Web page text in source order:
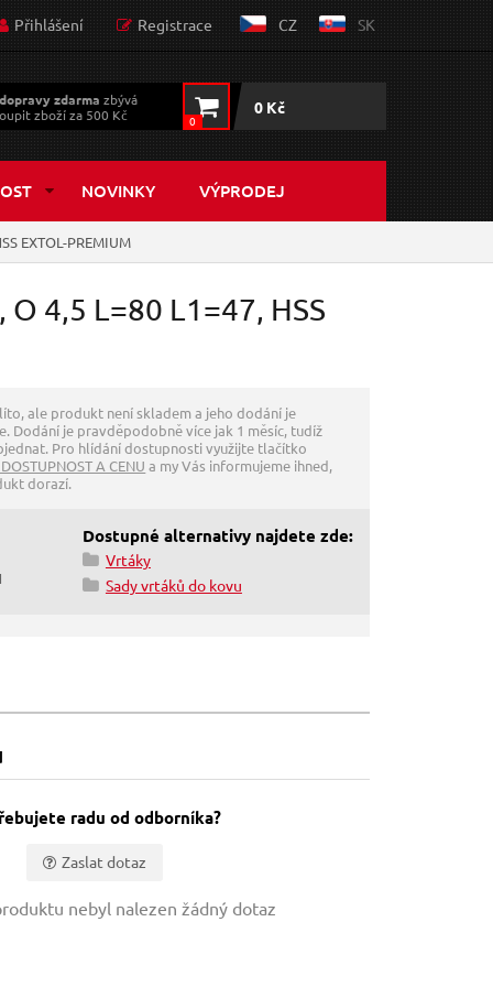
Přihlášení Registrace CZ SK
dopravy zdarma zbývá
zboží za 500 Kč
0
0 Kč
NOVINKY VÝPRODEJ
EXTOL-PREMIUM
4,5 L=80 L1=47, HSS
ale produkt není skladem a jeho dodání je
Dodání je pravděpodobně více jak 1 měsíc, tudíž
Pro hlídání dostupnosti využijte tlačítko
A CENU a my Vás informujeme ihned,
dorazí.
Dostupné alternativy najdete zde:
Vrtáky
Sady vrtáků do kovu
radu od odborníka?
Zaslat dotaz
nebyl nalezen žádný dotaz